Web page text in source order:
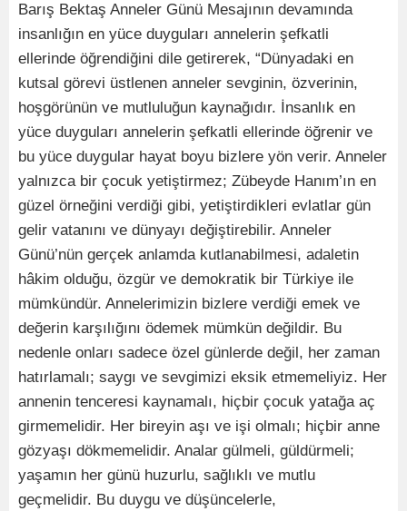
Barış Bektaş Anneler Günü Mesajının devamında
insanlığın en yüce duyguları annelerin şefkatli
ellerinde öğrendiğini dile getirerek, “Dünyadaki en
kutsal görevi üstlenen anneler sevginin, özverinin,
hoşgörünün ve mutluluğun kaynağıdır. İnsanlık en
yüce duyguları annelerin şefkatli ellerinde öğrenir ve
bu yüce duygular hayat boyu bizlere yön verir. Anneler
yalnızca bir çocuk yetiştirmez; Zübeyde Hanım’ın en
güzel örneğini verdiği gibi, yetiştirdikleri evlatlar gün
gelir vatanını ve dünyayı değiştirebilir. Anneler
Günü’nün gerçek anlamda kutlanabilmesi, adaletin
hâkim olduğu, özgür ve demokratik bir Türkiye ile
mümkündür. Annelerimizin bizlere verdiği emek ve
değerin karşılığını ödemek mümkün değildir. Bu
nedenle onları sadece özel günlerde değil, her zaman
hatırlamalı; saygı ve sevgimizi eksik etmemeliyiz. Her
annenin tenceresi kaynamalı, hiçbir çocuk yatağa aç
girmemelidir. Her bireyin aşı ve işi olmalı; hiçbir anne
gözyaşı dökmemelidir. Analar gülmeli, güldürmeli;
yaşamın her günü huzurlu, sağlıklı ve mutlu
geçmelidir. Bu duygu ve düşüncelerle,